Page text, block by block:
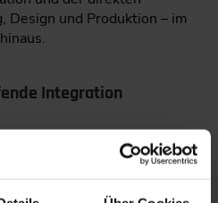
Design und Produktion – im
Integration
wird es nach Ansicht des
auch
zu integrieren: